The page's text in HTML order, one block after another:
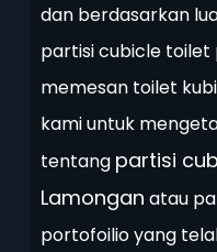
dan berdasarkan
partisi cubicle toilet
memesan toilet
kami untuk
tentang partisi
Lamongan atau
portofoilio yang